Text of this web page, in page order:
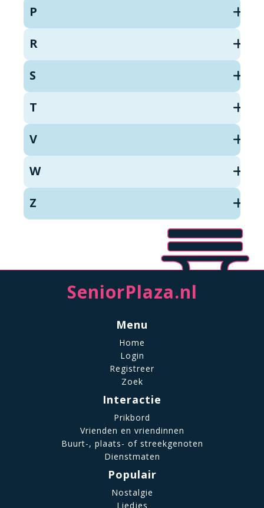
P
R
S
T
V
W
Z
SeniorPlaza.nl
Menu
Home
Login
Registreer
Zoek
Interactie
Prikbord
Vrienden en vriendinnen
Buurt-, plaats- of streekgenoten
Dienstmaten
Populair
Nostalgie
Liedjes